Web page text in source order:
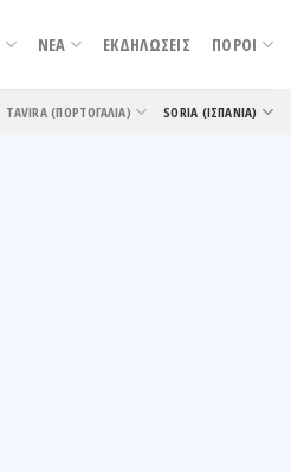
ΝΕΑ ΕΚΔΗΛΩΣΕΙΣ ΠΟΡΟΙ
TAVIRA (ΠΟΡΤΟΓΑΛΊΑ) SORIA (ΙΣΠΑΝΊΑ)